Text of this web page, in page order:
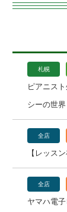
札幌
ピアニス
シーの世界
全店
【レッス
全店
ヤマハ電